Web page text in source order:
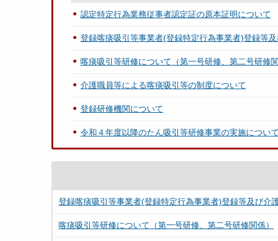
認定特定行為業務従事者認定証の原本証明について
登録喀痰吸引等事業者(登録特定行為事業者)登録等
喀痰吸引等研修について（第一号研修、第二号研修関
介護職員等による喀痰吸引等の制度について
登録研修機関について
令和４年度以降のたん吸引等研修事業の実施について
登録喀痰吸引等事業者(登録特定行為事業者)登録等及び介
喀痰吸引等研修について（第一号研修、第二号研修関係）